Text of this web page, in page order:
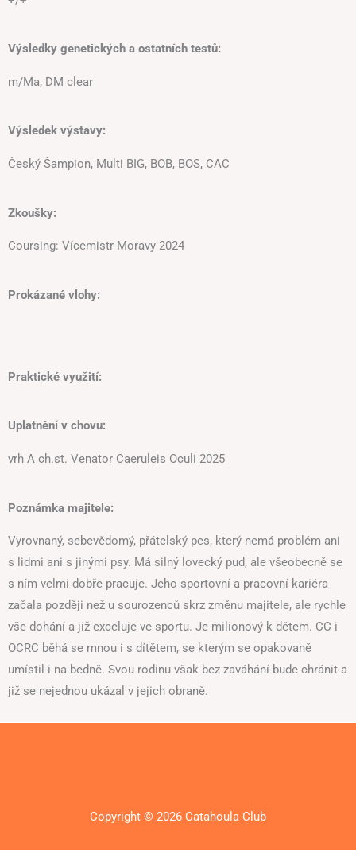
Výsledky genetických a ostatních testů:
m/Ma, DM clear
Výsledek výstavy:
Český Šampion, Multi BIG, BOB, BOS, CAC
Zkoušky:
Coursing: Vícemistr Moravy 2024
Prokázané vlohy:
Praktické využití:
Uplatnění v chovu:
vrh A ch.st. Venator Caeruleis Oculi 2025
Poznámka majitele:
Vyrovnaný, sebevědomý, přátelský pes, který nemá problém ani
s lidmi ani s jinými psy. Má silný lovecký pud, ale všeobecně se
s ním velmi dobře pracuje. Jeho sportovní a pracovní kariéra
začala později než u sourozenců skrz změnu majitele, ale rychle
vše dohání a již exceluje ve sportu. Je milionový k dětem. CC i
OCRC běhá se mnou i s dítětem, se kterým se opakovaně
umístil i na bedně. Svou rodinu však bez zaváhání bude chránit a
již se nejednou ukázal v jejich obraně.
Copyright © 2026 Catahoula Club